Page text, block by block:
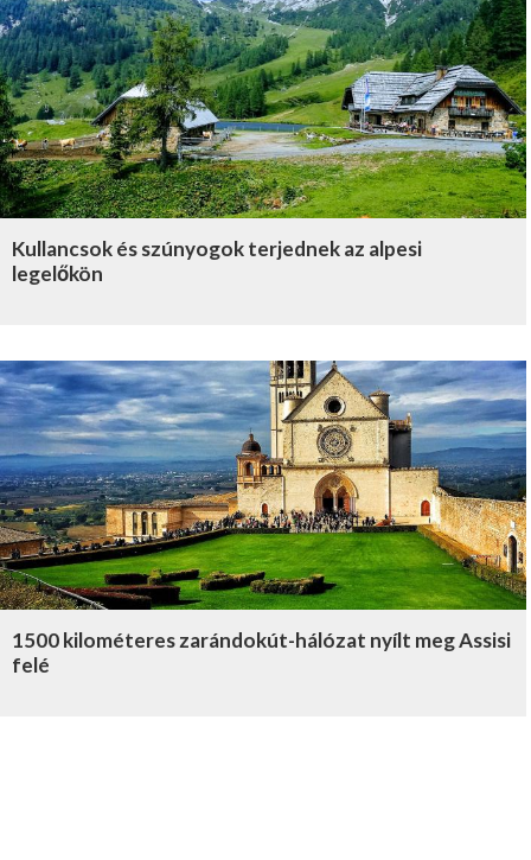
Kullancsok és szúnyogok terjednek az alpesi
legelőkön
1500 kilométeres zarándokút-hálózat nyílt meg Assisi
felé